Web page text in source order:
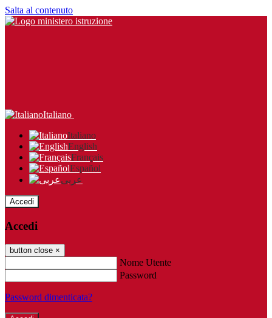
Salta al contenuto
Italiano
Italiano
English
Français
Español
عربى
Accedi
Accedi
button close ×
Nome Utente
Password
Password dimenticata?